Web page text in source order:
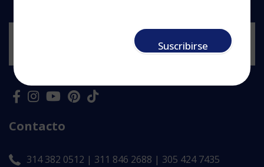
Suscribirse
Contacto
314 382 0512 | 311 846 2688 | 305 424 7435